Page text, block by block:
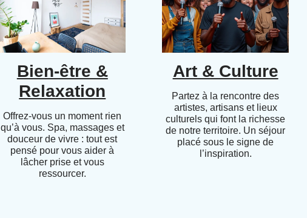
Bien-être &
Relaxation
Offrez-vous un moment rien
qu’à vous. Spa, massages et
douceur de vivre : tout est
pensé pour vous aider à
lâcher prise et vous
ressourcer.
Art & Culture
Partez à la rencontre des
artistes, artisans et lieux
culturels qui font la richesse
de notre territoire. Un séjour
placé sous le signe de
l’inspiration.